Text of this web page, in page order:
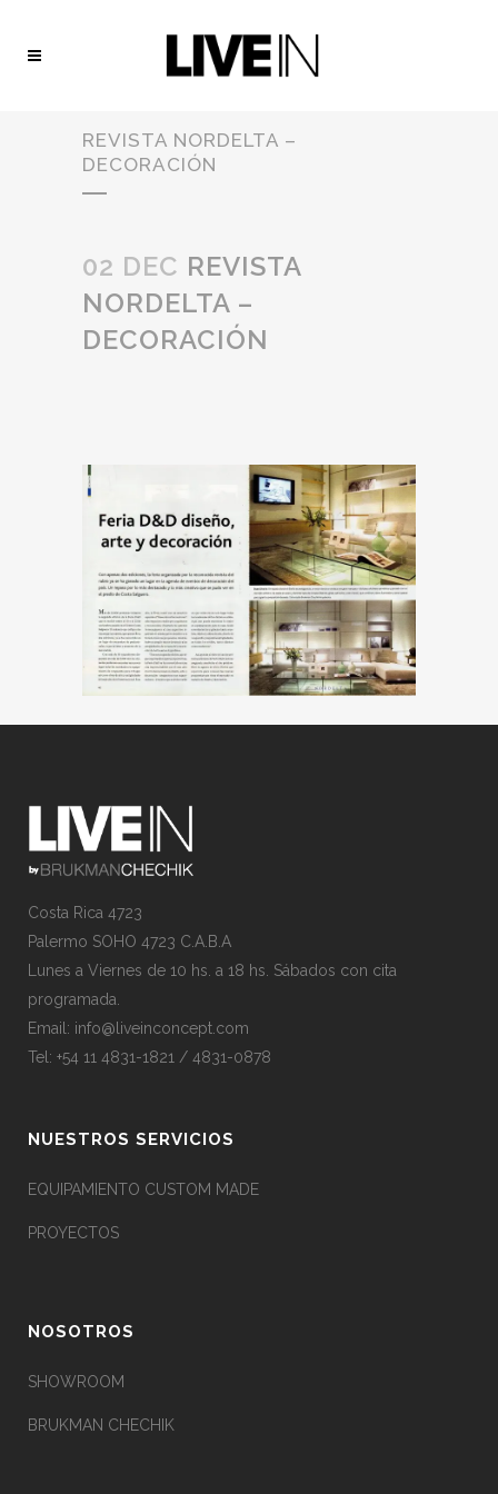
REVISTA NORDELTA –
DECORACIÓN
02 DEC REVISTA
NORDELTA –
DECORACIÓN
Costa Rica 4723
Palermo SOHO 4723 C.A.B.A
Lunes a Viernes de 10 hs. a 18 hs. Sábados con cita
programada.
Email: info@liveinconcept.com
Tel: +54 11 4831-1821 / 4831-0878
NUESTROS SERVICIOS
EQUIPAMIENTO CUSTOM MADE
PROYECTOS
NOSOTROS
SHOWROOM
BRUKMAN CHECHIK